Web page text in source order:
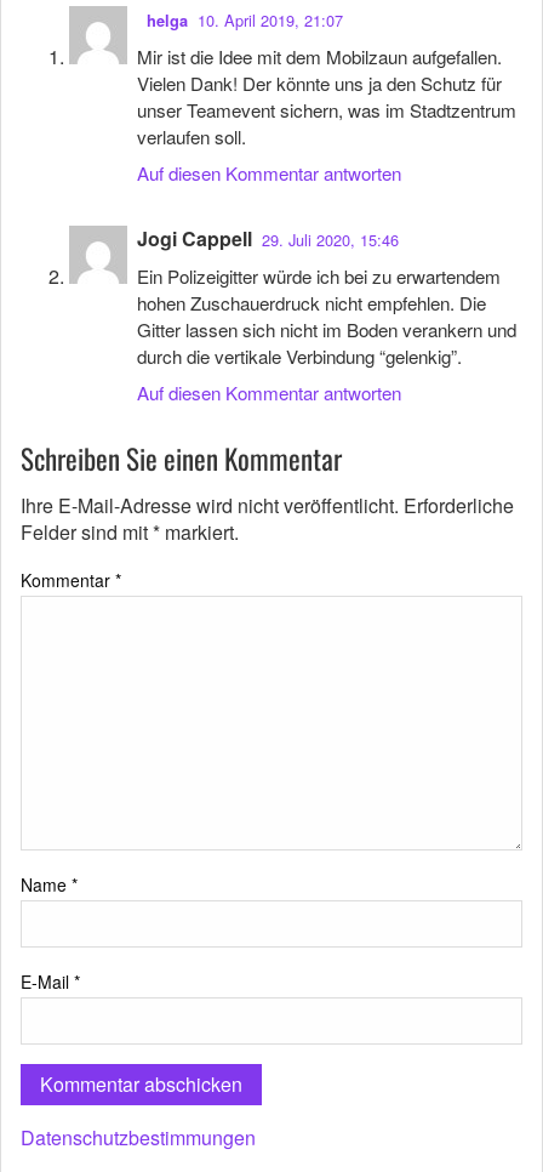
helga 10. April 2019, 21:07
Mir ist die Idee mit dem Mobilzaun aufgefallen.
Vielen Dank! Der könnte uns ja den Schutz für
unser Teamevent sichern, was im Stadtzentrum
verlaufen soll.
Auf diesen Kommentar antworten
Jogi Cappell 29. Juli 2020, 15:46
Ein Polizeigitter würde ich bei zu erwartendem
hohen Zuschauerdruck nicht empfehlen. Die
Gitter lassen sich nicht im Boden verankern und
durch die vertikale Verbindung “gelenkig”.
Auf diesen Kommentar antworten
Schreiben Sie einen Kommentar
Ihre E-Mail-Adresse wird nicht veröffentlicht. Erforderliche
Felder sind mit* markiert.
Kommentar *
Name *
E-Mail *
Datenschutzbestimmungen